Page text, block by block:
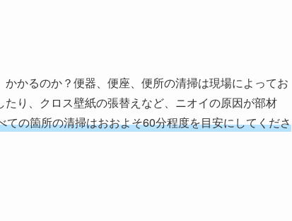
かるのか？便器、便座、便所の清掃は現場によってお
り、クロス壁紙の張替えなど、ニオイの原因が部材
ての箇所の清掃はおおよそ60分程度を目安にしてくださ